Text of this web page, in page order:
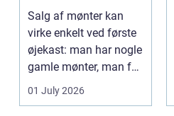
Salg af mønter kan
virke enkelt ved første
øjekast: man har nogle
gamle mønter, man får
dem vurderet...
01 July 2026